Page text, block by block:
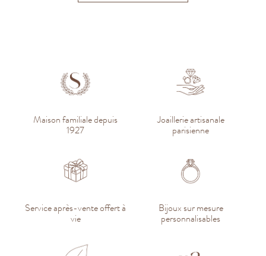
Maison familiale depuis
1927
Joaillerie artisanale
parisienne
Service après-vente offert à
vie
Bijoux sur mesure
personnalisables